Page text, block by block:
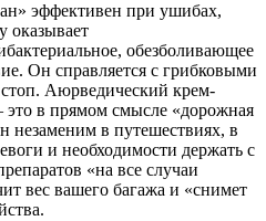
эффективен при ушибах,
оказывает
обезболивающее
Он справляется с грибковыми
Аюрведический крем-
в прямом смысле «дорожная
незаменим в путешествиях, в
и необходимости держать с
«на все случаи
вес вашего багажа и «снимет